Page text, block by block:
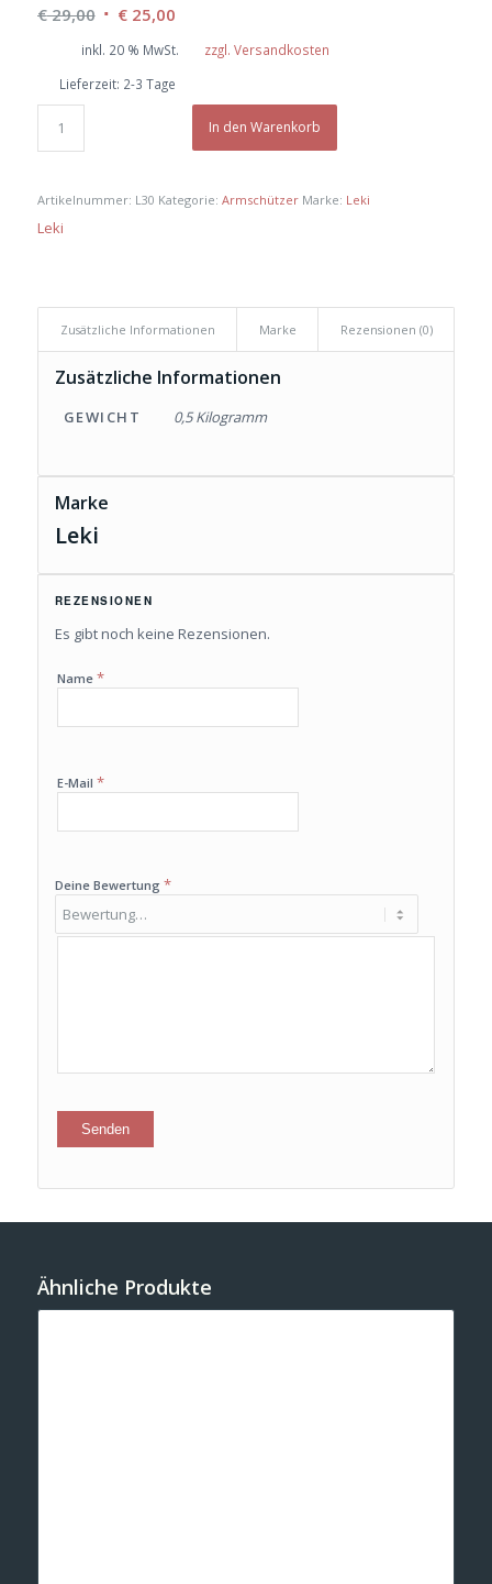
€29,00 Ursprünglicher
Preis
€ 29,00
€25,00Aktueller
€ 25,00.
inkl. 20 % MwSt.
zzgl. Versandkosten
Lieferzeit: 2-3 Tage
In den Warenkorb
Artikelnummer: L30 Kategorie: Armschützer Marke: Leki
Leki
Zusätzliche Informationen Marke Rezensionen (0)
Zusätzliche Informationen
GEWICHT 0,5 Kilogramm
Marke
Leki
REZENSIONEN
Es gibt noch keine Rezensionen.
Name *
E-Mail *
Deine Bewertung *
Ähnliche Produkte